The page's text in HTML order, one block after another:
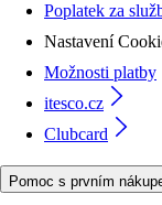
Poplatek za
Nastavení
Možnosti platby
itesco.cz
Clubcard
Pomoc s prvním